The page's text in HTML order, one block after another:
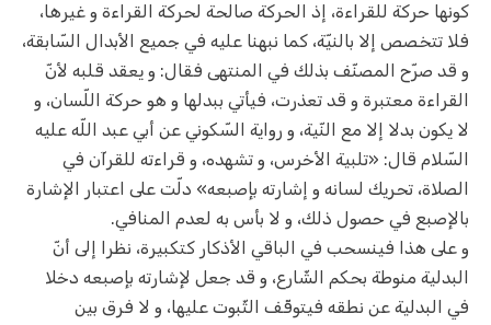
كونها حركة للقراءة، إذ الحركة صالحة لحركة القراءة و غيرها،
فلا تتخصص إلا بالنيّة، كما نبهنا عليه في جميع الأبدال السّابقة،
و قد صرّح المصنّف بذلك في المنتهى فقال: و يعقد قلبه لأنّ
القراءة معتبرة و قد تعذرت، فيأتي ببدلها و هو حركة اللّسان، و
لا يكون بدلا إلا مع النّية، و رواية السّكوني عن أبي عبد اللّه عليه
السّلام قال: «تلبية الأخرس، و تشهده، و قراءته للقرآن في
الصلاة، تحريك لسانه و إشارته بإصبعه» دلّت على اعتبار الإشارة
بالإصبع في حصول ذلك، و لا بأس به لعدم المنافي.
و على هذا فينسحب في الباقي الأذكار كتكبيرة، نظرا إلى أنّ
البدلية منوطة بحكم الشّارع، و قد جعل لإشارته بإصبعه دخلا
في البدلية عن نطقه فيتوقّف الثّبوت عليها، و لا فرق بين